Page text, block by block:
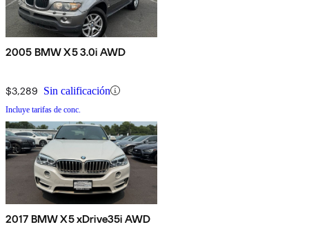
2005 BMW X5 3.0i AWD
$3,289 Sin calificación
Incluye tarifas de conc.
2017 BMW X5 xDrive35i AWD